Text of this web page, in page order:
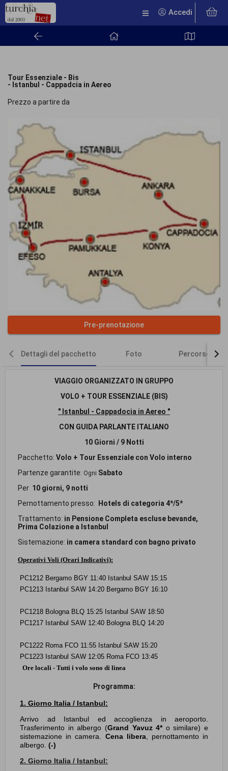
Accedi
Tour Essenziale - Bis
- Istanbul - Cappadcia in Aereo
Prezzo a partire da
Pre-prenotazione
Dettagli del pacchetto Foto Percorso del
VIAGGIO ORGANIZZATO IN GRUPPO
VOLO + TOUR ESSENZIALE (BIS)
" Istanbul - Cappadocia in Aereo "
CON GUIDA PARLANTE ITALIANO
10 Giorni / 9 Notti
Pacchetto: Volo + Tour Essenziale con Volo interno
Partenze garantite: Ogni Sabato
Per 10 giorni, 9 notti
Pernottamento presso:
Hotels di categoria 4*/5*
Trattamento: in Pensione Completa escluse bevande,
Prima Colazione a Istanbul
Sistemazione: in camera standard con bagno privato
Operativi Voli (Orari Indicativi):
PC1212 Bergamo BGY 11:40 Istanbul SAW 15:15
PC1213 Istanbul SAW 14:20 Bergamo BGY 16:10
PC1218 Bologna BLQ 15:25 Istanbul SAW 18:50
PC1217 Istanbul SAW 12:40 Bologna BLQ 14:20
PC1222 Roma FCO 11:55 Istanbul SAW 15:20
PC1223 Istanbul SAW 12:05 Roma FCO 13:45
Ore locali - Tutti i volo sono di linea
Programma:
1. Giorno Italia / Istanbul:
Arrivo ad Istanbul ed accoglienza in aeroporto.
Trasferimento in albergo (Grand Yavuz 4*o similare) e
sistemazione in camera. Cena libera, pernottamento in
albergo. (-)
2. Giorno Italia / Istanbul: